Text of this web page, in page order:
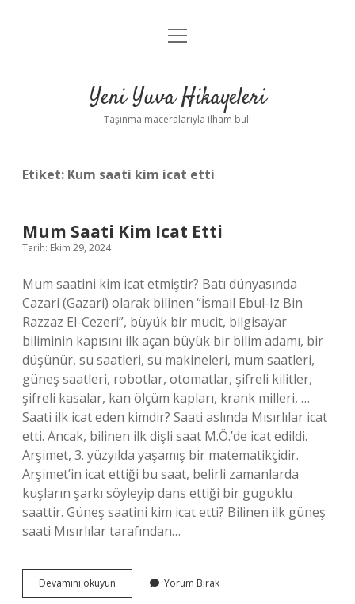
Anasayfa
Yasal Uyarı
menüyü
Yeni Yuva Hikayeleri
Taşınma maceralarıyla ilham bul!
Etiket: Kum saati kim icat etti
Mum Saati Kim Icat Etti
Tarih: Ekim 29, 2024
Mum saatini kim icat etmiştir? Batı dünyasında
Cazari (Gazari) olarak bilinen “İsmail Ebul-Iz Bin
Razzaz El-Cezeri”, büyük bir mucit, bilgisayar
biliminin kapısını ilk açan büyük bir bilim adamı, bir
düşünür, su saatleri, su makineleri, mum saatleri,
güneş saatleri, robotlar, otomatlar, şifreli kilitler,
şifreli kasalar, kan ölçüm kapları, krank milleri, …
Saati ilk icat eden kimdir? Saati aslında Mısırlılar icat
etti. Ancak, bilinen ilk dişli saat M.Ö.’de icat edildi.
Arşimet, 3. yüzyılda yaşamış bir matematikçidir.
Arşimet’in icat ettiği bu saat, belirli zamanlarda
kuşların şarkı söyleyip dans ettiği bir guguklu
saattir. Güneş saatini kim icat etti? Bilinen ilk güneş
saati Mısırlılar tarafından…
Devamını okuyun
Saati
Yorum Bırak